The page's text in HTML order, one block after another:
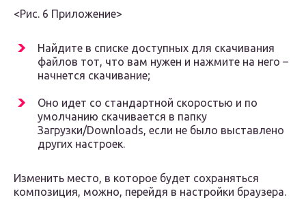
<Рис. 6 Приложение>
Найдите в списке доступных для скачивания
файлов тот, что вам нужен и нажмите на него –
начнется скачивание;
Оно идет со стандартной скоростью и по
умолчанию скачивается в папку
Загрузки/Downloads, если не было выставлено
других настроек.
Изменить место, в которое будет сохраняться
композиция, можно, перейдя в настройки браузера.